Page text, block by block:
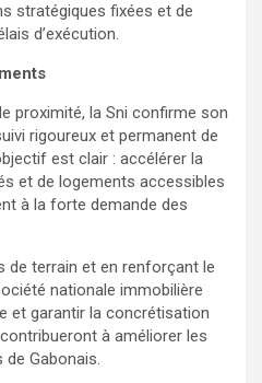
stratégiques fixées et de
d’exécution.
proximité, la Sni confirme son
rigoureux et permanent de
est clair : accélérer la
et de logements accessibles
à la forte demande des
de terrain et en renforçant le
nationale immobilière
et garantir la concrétisation
à améliorer les
Gabonais.